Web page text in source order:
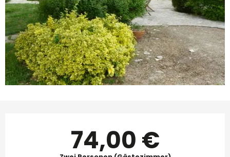
Öffnungszeiten &
74,00 €